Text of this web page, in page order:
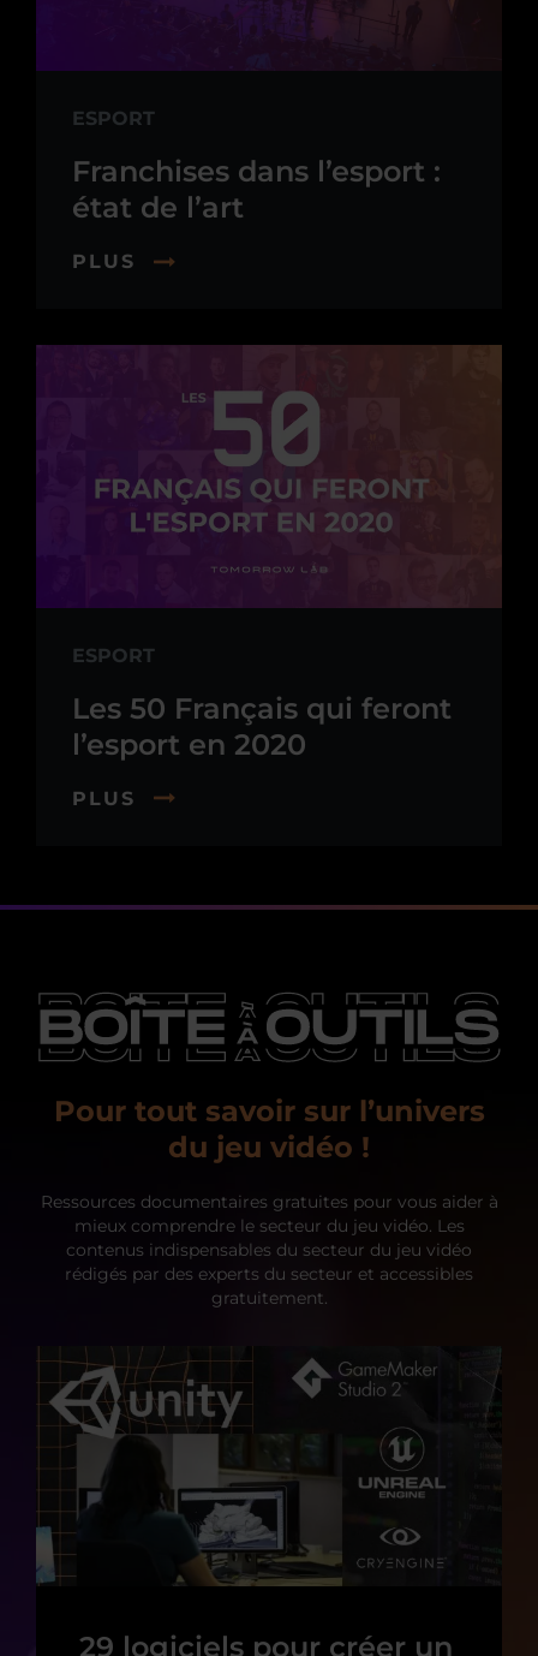
ESPORT
Franchises dans l’esport :
état de l’art
PLUS
ESPORT
Les 50 Français qui feront
l’esport en 2020
PLUS
Pour tout savoir sur l’univers
du jeu vidéo !
Ressources documentaires gratuites pour vous aider à
mieux comprendre le secteur du jeu vidéo. Les
contenus indispensables du secteur du jeu vidéo
rédigés par des experts du secteur et accessibles
gratuitement.
29 logiciels pour créer un